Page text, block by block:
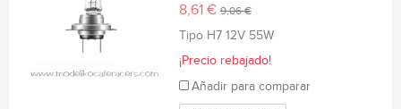
8,61 €9,06 €
Tipo H7 12V 55W
¡Precio rebajado!
Añadir para comparar